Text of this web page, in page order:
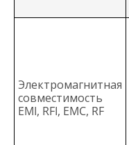
Электромагнитная
совместимость
EMI, RFI, EMC, RF